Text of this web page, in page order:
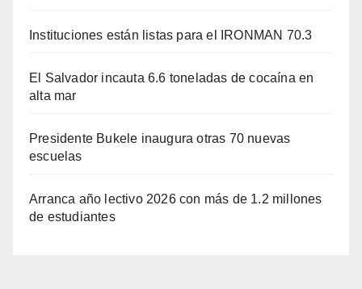
Instituciones están listas para el IRONMAN 70.3
El Salvador incauta 6.6 toneladas de cocaína en
alta mar
Presidente Bukele inaugura otras 70 nuevas
escuelas
Arranca año lectivo 2026 con más de 1.2 millones
de estudiantes